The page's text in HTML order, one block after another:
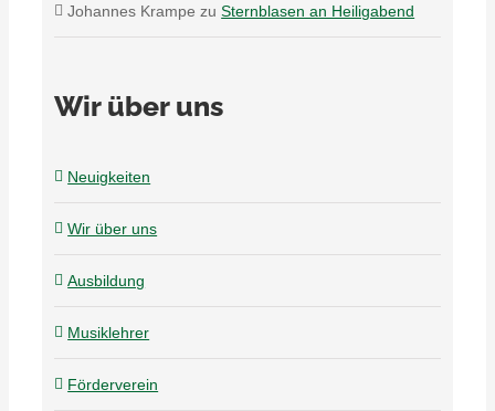
Johannes Krampe zuSternblasen an Heiligabend
Wir über uns
Neuigkeiten
Wir über uns
Ausbildung
Musiklehrer
Förderverein